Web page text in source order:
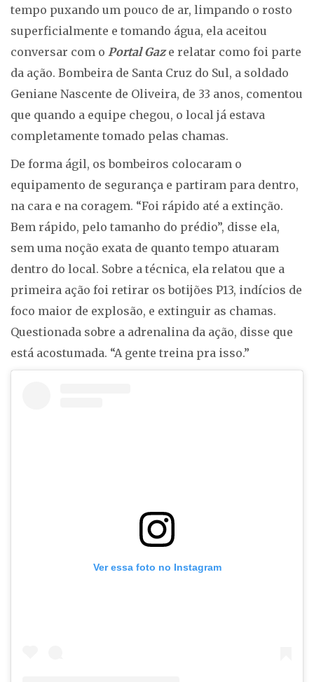
tempo puxando um pouco de ar, limpando o rosto
superficialmente e tomando água, ela aceitou
conversar com o Portal Gaze relatar como foi parte
da ação. Bombeira de Santa Cruz do Sul, a soldado
Geniane Nascente de Oliveira, de 33 anos, comentou
que quando a equipe chegou, o local já estava
completamente tomado pelas chamas.
De forma ágil, os bombeiros colocaram o
equipamento de segurança e partiram para dentro,
na cara e na coragem. “Foi rápido até a extinção.
Bem rápido, pelo tamanho do prédio”, disse ela,
sem uma noção exata de quanto tempo atuaram
dentro do local. Sobre a técnica, ela relatou que a
primeira ação foi retirar os botijões P13, indícios de
foco maior de explosão, e extinguir as chamas.
Questionada sobre a adrenalina da ação, disse que
está acostumada. “A gente treina pra isso.”
Ver essa foto no Instagram